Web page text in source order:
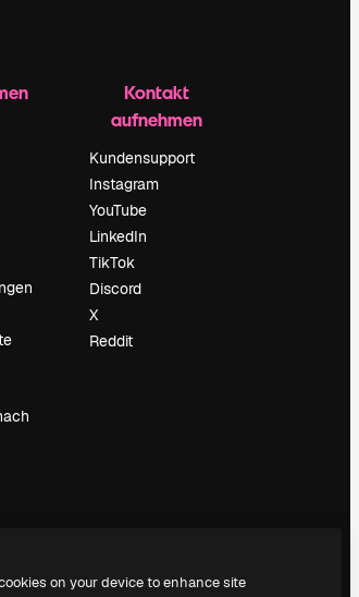
Kontakt
aufnehmen
Kundensupport
Instagram
YouTube
LinkedIn
TikTok
Discord
X
Reddit
on your device to enhance site